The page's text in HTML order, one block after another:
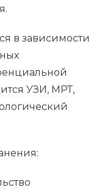
в зависимости
УЗИ, МРТ,